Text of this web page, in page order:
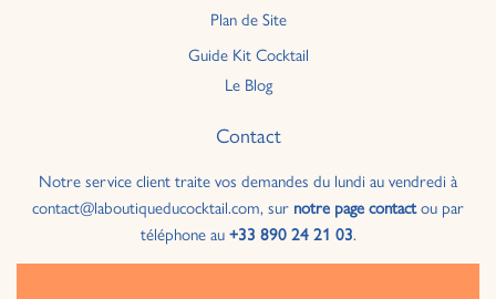
Plan de Site
Guide Kit Cocktail
Le Blog
Contact
Notre service client traite vos demandes du lundi au vendredi à
contact@laboutiqueducocktail.com, sur notre page contactou par
téléphone au+33 890 24 21 03.